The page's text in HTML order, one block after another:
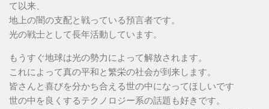
て以来、
地上の闇の支配と戦っている預言者です。
光の戦士として長年活動しています。
もうすぐ地球は光の勢力によって解放されます。
これによって真の平和と繁栄の社会が到来します。
皆さんと喜びを分かち合える世の中になってほしいです
世の中を良くするテクノロジー系の話題も好きです。